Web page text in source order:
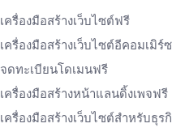
เครื่องมือสร้างเว็บไซต์ฟรี
เครื่องมือสร้างเว็บไซต์อีคอมเมิร์ซ
จดทะเบียนโดเมนฟรี
เครื่องมือสร้างหน้าแลนดิ้งเพจฟรี
เครื่องมือสร้างเว็บไซต์สำหรับธุร